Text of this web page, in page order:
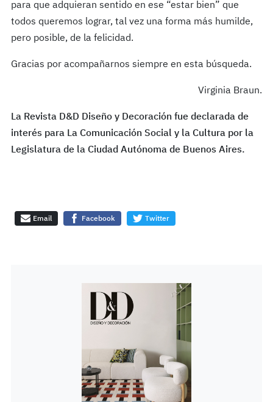
para que adquieran sentido en ese “estar bien” que
todos queremos lograr, tal vez una forma más humilde,
pero posible, de la felicidad.
Gracias por acompañarnos siempre en esta búsqueda.
Virginia Braun.
La Revista D&D Diseño y Decoración fue declarada de
interés para La Comunicación Social y la Cultura por la
Legislatura de la Ciudad Autónoma de Buenos Aires.
Email Facebook Twitter